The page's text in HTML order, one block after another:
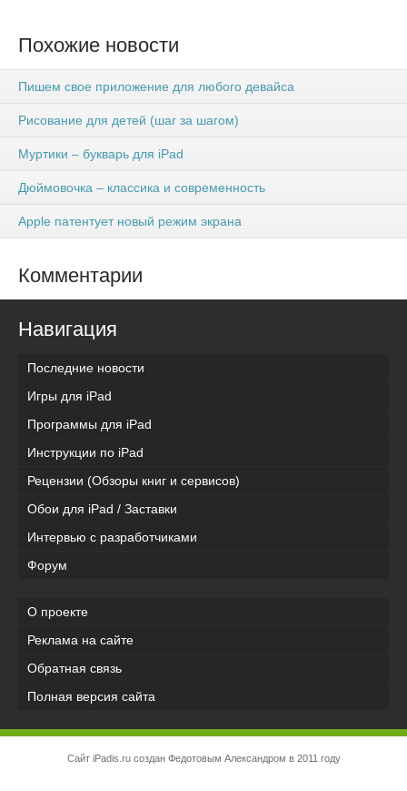
Похожие новости
Пишем свое приложение для любого девайса
Рисование для детей (шаг за шагом)
Муртики – букварь для iPad
Дюймовочка – классика и современность
Apple патентует новый режим экрана
Комментарии
Навигация
Последние новости
Игры для iPad
Программы для iPad
Инструкции по iPad
Рецензии (Обзоры книг и сервисов)
Обои для iPad / Заставки
Интервью с разработчиками
Форум
О проекте
Реклама на сайте
Обратная связь
Полная версия сайта
Сайт iPadis.ru создан Федотовым Александром в 2011 году